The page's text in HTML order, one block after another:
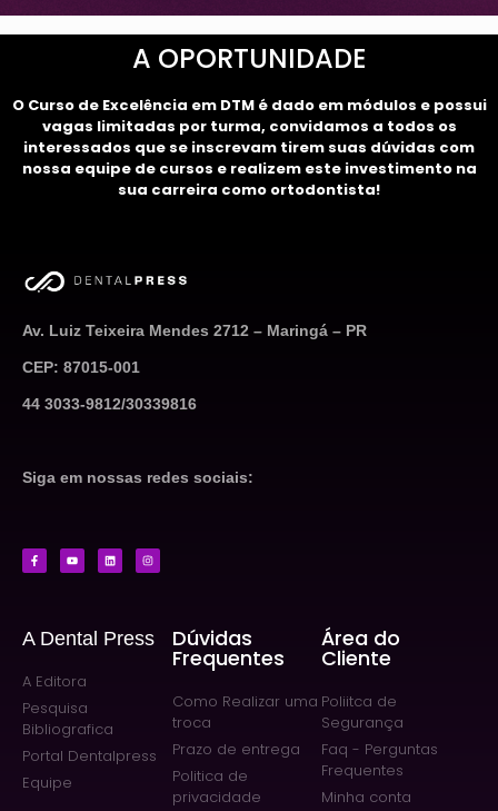
A OPORTUNIDADE
O Curso de Excelência em DTM é dado em módulos e possui
vagas limitadas por turma, convidamos a todos os
interessados que se inscrevam tirem suas dúvidas com
nossa equipe de cursos e realizem este investimento na
sua carreira como ortodontista!
Av. Luiz Teixeira Mendes 2712 – Maringá – PR
CEP: 87015-001
44 3033-9812/30339816
Siga em nossas redes sociais:
A Dental Press
A Editora
Pesquisa
Bibliografica
Portal Dentalpress
Equipe
Dúvidas
Frequentes
Como Realizar uma
troca
Prazo de entrega
Politica de
privacidade
Área do
Cliente
Poliitca de
Segurança
Faq - Perguntas
Frequentes
Minha conta